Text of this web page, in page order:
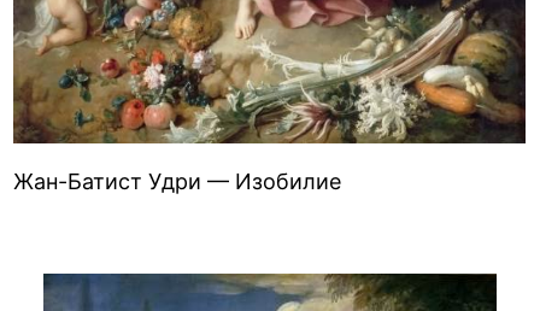
Жан-Батист Удри — Изобилие